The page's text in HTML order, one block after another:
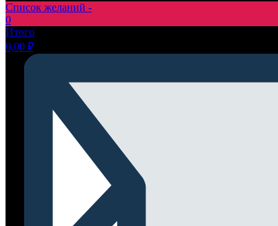
Список желаний -
0
Итого
0,00 ₽